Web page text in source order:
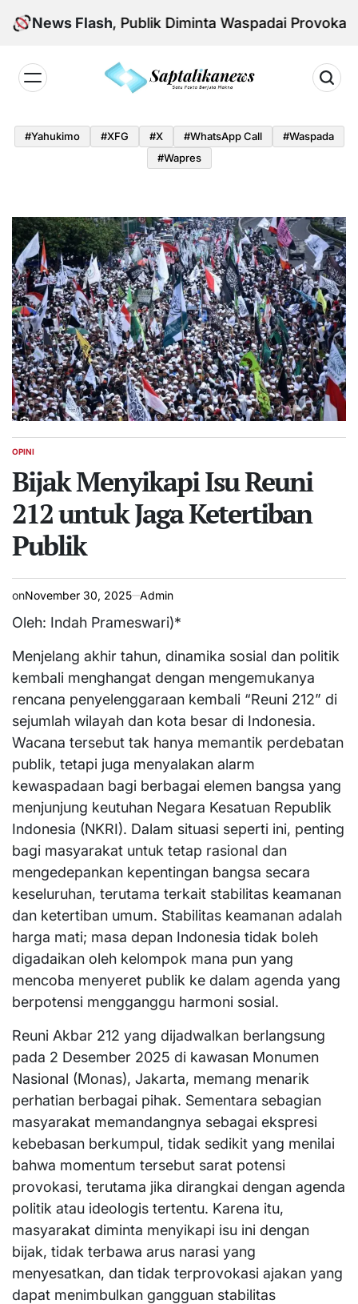
News Flash
Aman, Publik Diminta Waspadai Provokasi Jelang
#yahukimo #XFG #x #WhatsApp Call
#waspada
#Wapres
POSTED
OPINI
Bijak Menyikapi Isu Reuni
212 untuk Jaga Ketertiban
Publik
onNovember 30, 2025 Admin
Oleh: Indah Prameswari)*
Menjelang akhir tahun, dinamika sosial dan politik
kembali menghangat dengan mengemukanya
rencana penyelenggaraan kembali “Reuni 212” di
sejumlah wilayah dan kota besar di Indonesia.
Wacana tersebut tak hanya memantik perdebatan
publik, tetapi juga menyalakan alarm
kewaspadaan bagi berbagai elemen bangsa yang
menjunjung keutuhan Negara Kesatuan Republik
Indonesia (NKRI). Dalam situasi seperti ini, penting
bagi masyarakat untuk tetap rasional dan
mengedepankan kepentingan bangsa secara
keseluruhan, terutama terkait stabilitas keamanan
dan ketertiban umum. Stabilitas keamanan adalah
harga mati; masa depan Indonesia tidak boleh
digadaikan oleh kelompok mana pun yang
mencoba menyeret publik ke dalam agenda yang
berpotensi mengganggu harmoni sosial.
Reuni Akbar 212 yang dijadwalkan berlangsung
pada 2 Desember 2025 di kawasan Monumen
Nasional (Monas), Jakarta, memang menarik
perhatian berbagai pihak. Sementara sebagian
masyarakat memandangnya sebagai ekspresi
kebebasan berkumpul, tidak sedikit yang menilai
bahwa momentum tersebut sarat potensi
provokasi, terutama jika dirangkai dengan agenda
politik atau ideologis tertentu. Karena itu,
masyarakat diminta menyikapi isu ini dengan
bijak, tidak terbawa arus narasi yang
menyesatkan, dan tidak terprovokasi ajakan yang
dapat menimbulkan gangguan stabilitas